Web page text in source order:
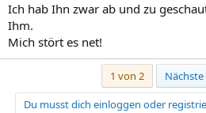
Ich hab Ihn zwar ab und zu
Ihm.
Mich stört es net!
1 von 2 Nächste
Du musst dich einloggen oder